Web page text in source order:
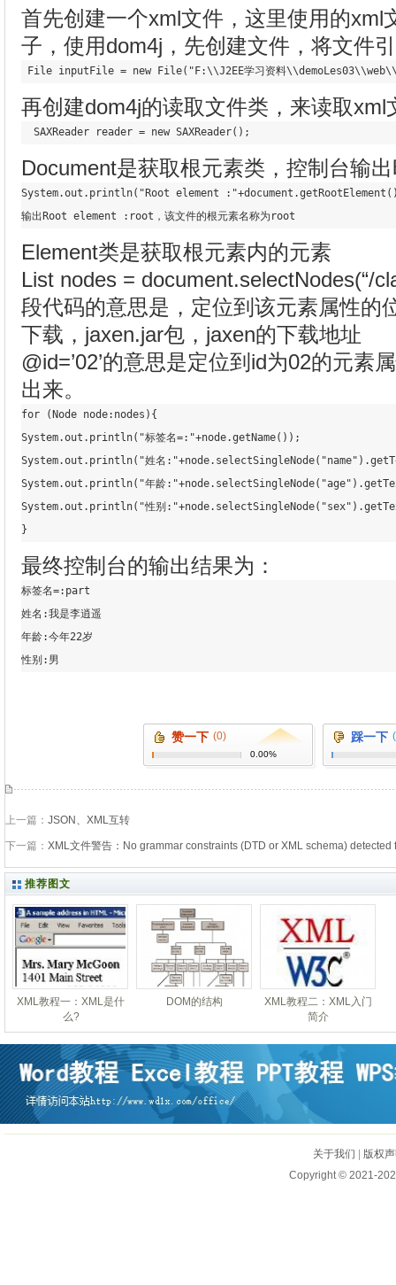
首先创建一个xml文件，这里使用的xml
子，使用dom4j，先创建文件，将文件
File inputFile = new File("F:\\J2EE学习资料\\demoLes03\\web
再创建dom4j的读取文件类，来读取xml
  SAXReader reader
= new SAXReader();
Document是获取根元素类，控制台输
System.out .println( "Root element :"+document .getRootElement
输出Root element :root，该文件的根元素名称为root
Element类是获取根元素内的元素
List nodes = document.selectNodes(“/
段代码的意思是，定位到该元素属性的
下载，jaxen.jar包，jaxen的下载地址
@id=’02’的意思是定位到id为02的元素
出来。
for (Node node:nodes){
System.out .println( "标签名=:"+node.getName()) ;
System.out .println( "姓名:"+node.selectSingleNode( "name" )
System.out .println( "年龄:"+node.selectSingleNode( "age" )
System.out .println( "性别:"+node.selectSingleNode( "sex" )
}
最终控制台的输出结果为：
标签名=:part
姓名:我是李逍遥
年龄:今年22岁
性别:男
赞一下 (0)
0.00%
踩一下
上一篇： JSON、XML互转
下一篇： XML文件警告：No grammar constraints (DTD or XML schema) detected
推荐图文
XML教程一：XML是什
么?
DOM的结构
XML教程二：XML入门
简介
关于我们
版权
Copyright © 2021-